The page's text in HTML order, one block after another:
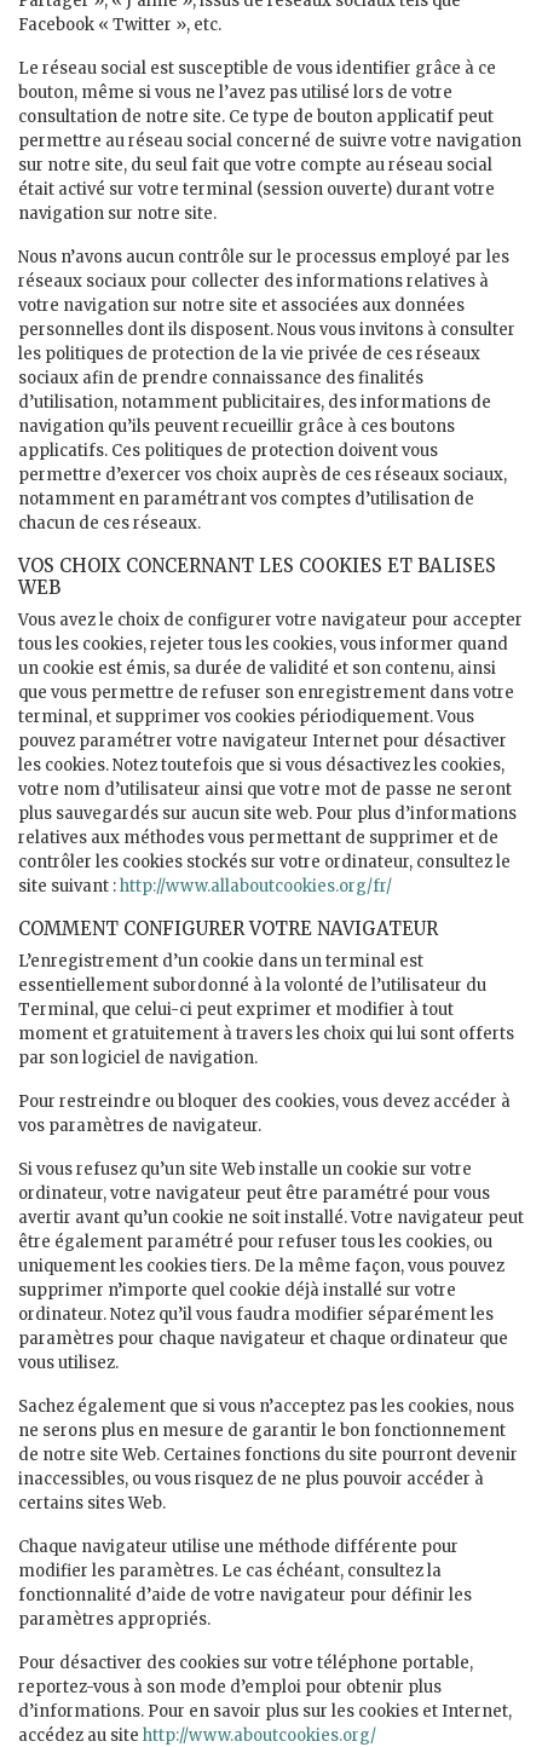
Facebook « Twitter », etc.
Le réseau social est susceptible de vous identifier grâce à ce
bouton, même si vous ne l’avez pas utilisé lors de votre
consultation de notre site. Ce type de bouton applicatif peut
permettre au réseau social concerné de suivre votre navigation
sur notre site, du seul fait que votre compte au réseau social
était activé sur votre terminal (session ouverte) durant votre
navigation sur notre site.
Nous n’avons aucun contrôle sur le processus employé par les
réseaux sociaux pour collecter des informations relatives à
votre navigation sur notre site et associées aux données
personnelles dont ils disposent. Nous vous invitons à consulter
les politiques de protection de la vie privée de ces réseaux
sociaux afin de prendre connaissance des finalités
d’utilisation, notamment publicitaires, des informations de
navigation qu’ils peuvent recueillir grâce à ces boutons
applicatifs. Ces politiques de protection doivent vous
permettre d’exercer vos choix auprès de ces réseaux sociaux,
notamment en paramétrant vos comptes d’utilisation de
chacun de ces réseaux.
VOS CHOIX CONCERNANT LES COOKIES ET BALISES
WEB
Vous avez le choix de configurer votre navigateur pour accepter
tous les cookies, rejeter tous les cookies, vous informer quand
un cookie est émis, sa durée de validité et son contenu, ainsi
que vous permettre de refuser son enregistrement dans votre
terminal, et supprimer vos cookies périodiquement. Vous
pouvez paramétrer votre navigateur Internet pour désactiver
les cookies. Notez toutefois que si vous désactivez les cookies,
votre nom d’utilisateur ainsi que votre mot de passe ne seront
plus sauvegardés sur aucun site web. Pour plus d’informations
relatives aux méthodes vous permettant de supprimer et de
contrôler les cookies stockés sur votre ordinateur, consultez le
site suivant :http://www.allaboutcookies.org/fr/
COMMENT CONFIGURER VOTRE NAVIGATEUR
L’enregistrement d’un cookie dans un terminal est
essentiellement subordonné à la volonté de l’utilisateur du
Terminal, que celui-ci peut exprimer et modifier à tout
moment et gratuitement à travers les choix qui lui sont offerts
par son logiciel de navigation.
Pour restreindre ou bloquer des cookies, vous devez accéder à
vos paramètres de navigateur.
Si vous refusez qu’un site Web installe un cookie sur votre
ordinateur, votre navigateur peut être paramétré pour vous
avertir avant qu’un cookie ne soit installé. Votre navigateur peut
être également paramétré pour refuser tous les cookies, ou
uniquement les cookies tiers. De la même façon, vous pouvez
supprimer n’importe quel cookie déjà installé sur votre
ordinateur. Notez qu’il vous faudra modifier séparément les
paramètres pour chaque navigateur et chaque ordinateur que
vous utilisez.
Sachez également que si vous n’acceptez pas les cookies, nous
ne serons plus en mesure de garantir le bon fonctionnement
de notre site Web. Certaines fonctions du site pourront devenir
inaccessibles, ou vous risquez de ne plus pouvoir accéder à
certains sites Web.
Chaque navigateur utilise une méthode différente pour
modifier les paramètres. Le cas échéant, consultez la
fonctionnalité d’aide de votre navigateur pour définir les
paramètres appropriés.
Pour désactiver des cookies sur votre téléphone portable,
reportez-vous à son mode d’emploi pour obtenir plus
d’informations. Pour en savoir plus sur les cookies et Internet,
accédez au site http://www.aboutcookies.org/